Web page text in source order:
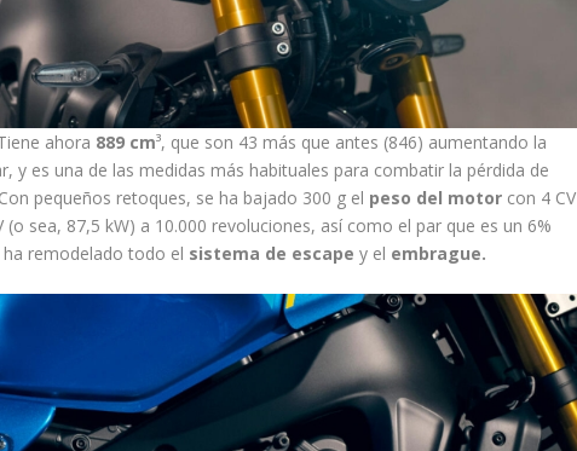
ahora 889 cm³, que son 43 más que antes (846) aumentando la
y es una de las medidas más habituales para combatir la pérdida de
pequeños retoques, se ha bajado 300 g el peso del motor con 4 CV
sea, 87,5 kW) a 10.000 revoluciones, así como el par que es un 6%
remodelado todo el sistema de escape y el embrague.